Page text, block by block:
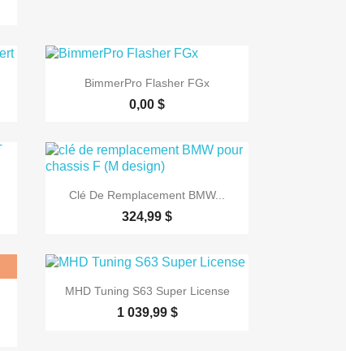
 Aperçu rapide
BimmerPro Flasher FGx
0,00 $
 Aperçu rapide
Clé De Remplacement BMW...
324,99 $
 Aperçu rapide
MHD Tuning S63 Super License
1 039,99 $